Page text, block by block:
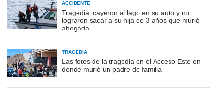
ACCIDENTE
Tragedia: cayeron al lago en su auto y no
lograron sacar a su hija de 3 años que murió
ahogada
TRAGEDIA
Las fotos de la tragedia en el Acceso Este en
donde murió un padre de familia